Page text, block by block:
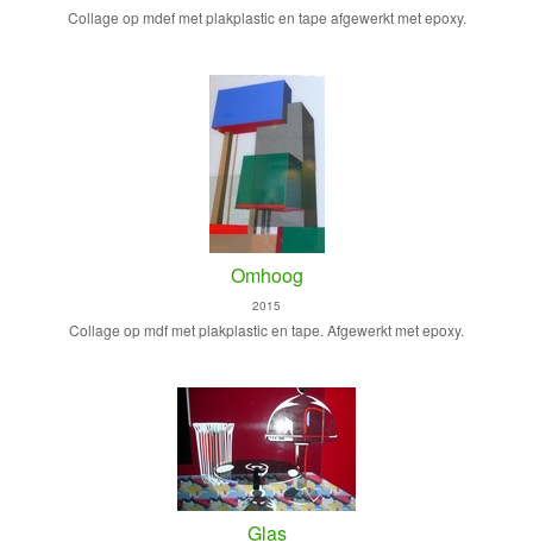
Collage op mdef met plakplastic en tape afgewerkt met epoxy.
Omhoog
2015
Collage op mdf met plakplastic en tape. Afgewerkt met epoxy.
Glas